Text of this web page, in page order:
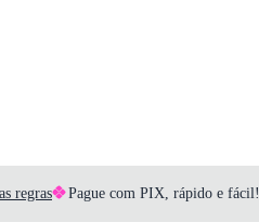
regras Pague com PIX, rápido e fácil!